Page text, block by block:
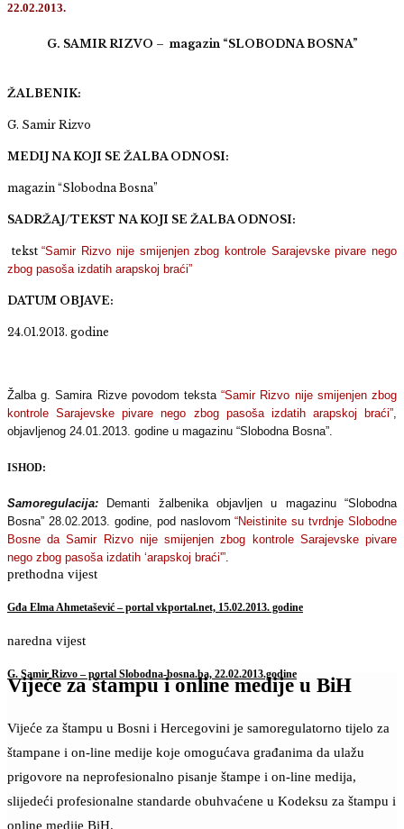
22.02.2013.
G. SAMIR RIZVO – magazin “SLOBODNA BOSNA”
ŽALBENIK:
G. Samir Rizvo
MEDIJ NA KOJI SE ŽALBA ODNOSI:
magazin “Slobodna Bosna”
SADRŽAJ/TEKST NA KOJI SE ŽALBA ODNOSI:
tekst “Samir Rizvo nije smijenjen zbog kontrole Sarajevske pivare nego
zbog pasoša izdatih arapskoj braći”
DATUM OBJAVE:
24.01.2013. godine
Žalba g. Samira Rizve povodom teksta“Samir Rizvo nije smijenjen zbog
kontrole Sarajevske pivare nego zbog pasoša izdatih arapskoj braći”,
objavljenog 24.01.2013. godine u magazinu “Slobodna Bosna”.
ISHOD:
Samoregulacija:
Demanti žalbenika objavljen u magazinu “Slobodna
Bosna” 28.02.2013. godine, pod naslovom“Neistinite su tvrdnje Slobodne
Bosne da Samir Rizvo nije smijenjen zbog kontrole Sarajevske pivare
nego zbog pasoša izdatih ‘arapskoj braći'”.
prethodna vijest
Gđa Elma Ahmetašević – portal vkportal.net, 15.02.2013. godine
naredna vijest
G. Samir Rizvo – portal Slobodna-bosna.ba, 22.02.2013.godine
Vijeće za štampu i online medije u BiH
Vijeće za štampu u Bosni i Hercegovini je samoregulatorno tijelo za
štampane i on-line medije koje omogućava građanima da ulažu
prigovore na neprofesionalno pisanje štampe i on-line medija,
slijedeći profesionalne standarde obuhvaćene u Kodeksu za štampu i
online medije BiH.